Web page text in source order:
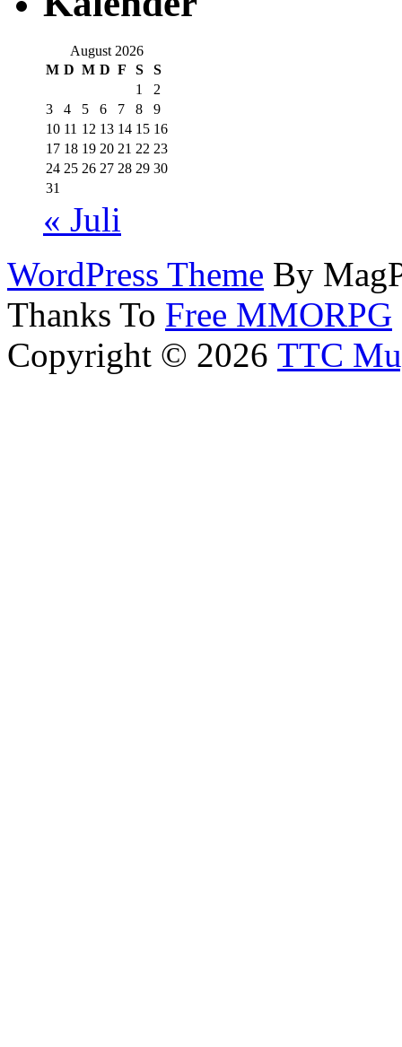
August 2026
M D M D F S
S
1
2
3
4 5 6 7 8
9
10 11 12 13 14 15 16
17 18 19 20 21 22 23
24 25 26 27 28 29 30
31
« Juli
WordPress Theme By
Thanks To Free MMORPG
Copyright © 2026 TTC